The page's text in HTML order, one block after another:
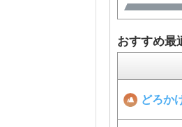
おすすめ最
どろか